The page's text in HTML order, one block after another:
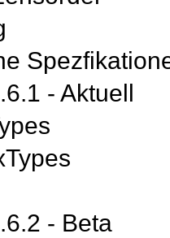
- Aktuell
- Beta